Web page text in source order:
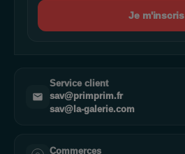
Je m'inscris
Service client
sav@primprim.fr
sav@la-galerie.com
Commerces